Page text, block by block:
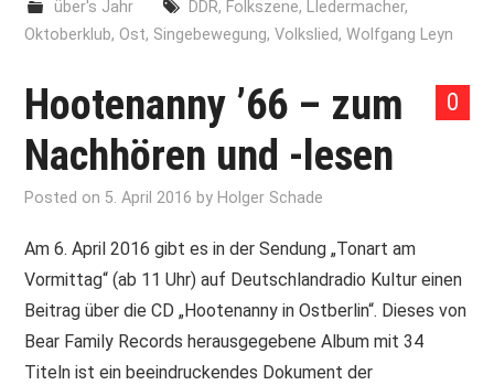
über's Jahr DDR, Folkszene, LIedermacher,
Oktoberklub,Ost, Singebewegung,Volkslied,Wolfgang Leyn
0
Hootenanny ’66 – zum
Nachhören und -lesen
Posted on5. April 2016 by Holger Schade
Am 6. April 2016 gibt es in der Sendung „Tonart am
Vormittag“ (ab 11 Uhr) auf Deutschlandradio Kultur einen
Beitrag über die CD „Hootenanny in Ostberlin“. Dieses von
Bear Family Records herausgegebene Album mit 34
Titeln ist ein beeindruckendes Dokument der